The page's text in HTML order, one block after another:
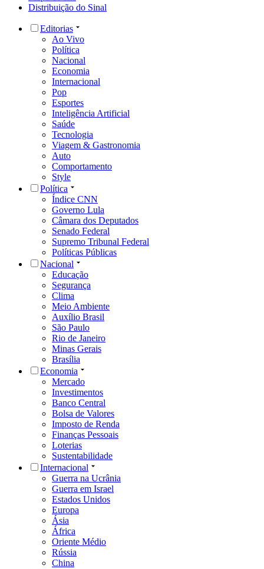
Distribuição do Sinal
Editorias
Ao Vivo
Política
Nacional
Economia
Internacional
Pop
Esportes
Inteligência Artificial
Saúde
Tecnologia
Viagem & Gastronomia
Auto
Comportamento
Style
Política
Índice CNN
Governo Lula
Câmara dos Deputados
Senado Federal
Supremo Tribunal Federal
Políticas Públicas
Nacional
Educação
Segurança
Clima
Meio Ambiente
Auxílio Brasil
São Paulo
Rio de Janeiro
Minas Gerais
Brasília
Economia
Mercado
Investimentos
Banco Central
Bolsa de Valores
Imposto de Renda
Finanças Pessoais
Loterias
Sustentabilidade
Internacional
Guerra na Ucrânia
Guerra em Israel
Estados Unidos
Europa
Ásia
África
Oriente Médio
Rússia
China